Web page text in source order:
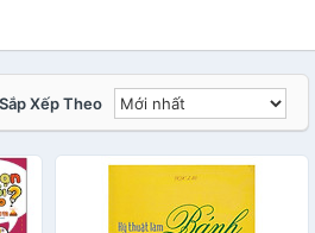
Sắp Xếp Theo